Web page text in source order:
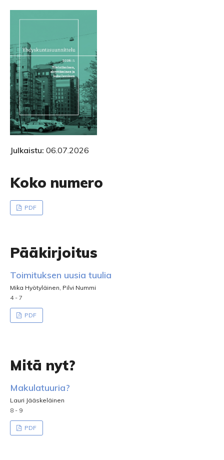
Julkaistu: 06.07.2026
Koko numero
PDF
Pääkirjoitus
Toimituksen uusia tuulia
Mika Hyötyläinen, Pilvi Nummi
4 - 7
PDF
Mitä nyt?
Makulatuuria?
Lauri Jääskeläinen
8 - 9
PDF